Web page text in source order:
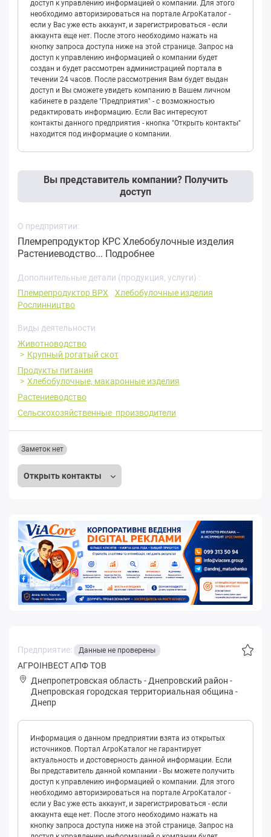
доступ к управлению информацией о компании. Для этого
необходимо авторизироваться на портале АгроКаталог -
если у Вас уже есть аккаунт, и зарегистрироваться - если
аккаунта еще нет. После этого необходимо нажать на
кнопку запроса доступа ниже на этой странице. Запрос на
доступ к управлению информацией о компании будет
создан и будет рассмотрен администрацией портала в
течении 24 часов. После рассмотрения Вам будет выдан
доступ и Вы сможете увидеть компанию в Вашем личном
кабинете в разделе "Предприятия" - с возможностью
редактировать информацию. Если Вас интересуют
контакты данного предприятия - кнопка "Открыть контакты"
находится под информацие о компании.
Вы представитель компании? Получить
доступ
О предприятии:
Племрепродуктор КРС Хлебобулочные изделия
Растениеводство... Подробнее
Дополнительные детали (продукция, услуги) :
Племрепродуктор ВРХ
Хлебобулочные изделия
Рослинництво
Виды деятельности
Животноводство
Крупный рогатый скот
Продукты питания
Хлебобулочные, макаронные изделия
Растениеводство
Сельскохозяйственные производители
Открыть контакты
Заметок нет
Предприятие: Данные не проверены
АГРОІНВЕСТ АПФ ТОВ
Днепропетровская область - Днепровский район -
Днепpoвская городская территориальная община -
Днепр
Информация о данном предприятии взята из открытых
источников. Портал АгроКаталог не гарантирует
актуальность и достоверность данной информации. Если
Вы представитель данной компании - Вы можете получить
доступ к управлению информацией о компании. Для этого
необходимо авторизироваться на портале АгроКаталог -
если у Вас уже есть аккаунт, и зарегистрироваться - если
аккаунта еще нет. После этого необходимо нажать на
кнопку запроса доступа ниже на этой странице. Запрос на